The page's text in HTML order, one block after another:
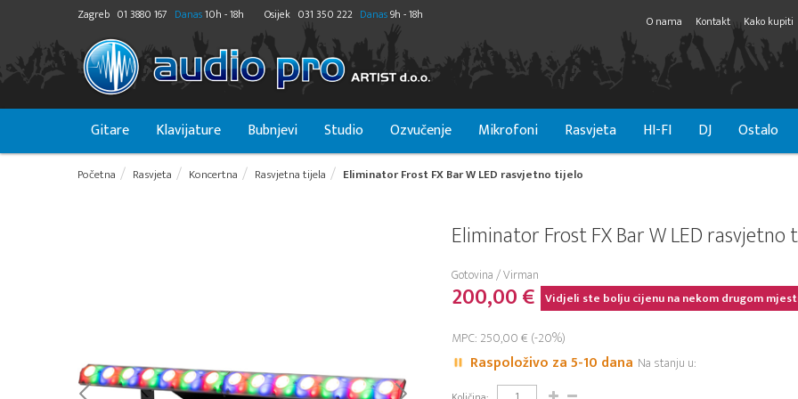
Zagreb 01 3880 167 Danas10h - 18h Osijek 031 350 222 Danas9h - 18h O nama Kontakt Kako kupiti
Gitare Klavijature Bubnjevi Studio Ozvučenje Mikrofoni Rasvjeta HI-FI DJ Ostalo
Početna Rasvjeta Koncertna Rasvjetna tijela Eliminator Frost FX Bar W LED rasvjetno tijelo
Eliminator Frost FX Bar W LED rasvjetno
Gotovina / Virman
200,00 € Vidjeli ste bolju cijenu na nekom drugom
MPC: 250,00 € (-20%)
Raspoloživo za 5-10 dana Na stanju u: